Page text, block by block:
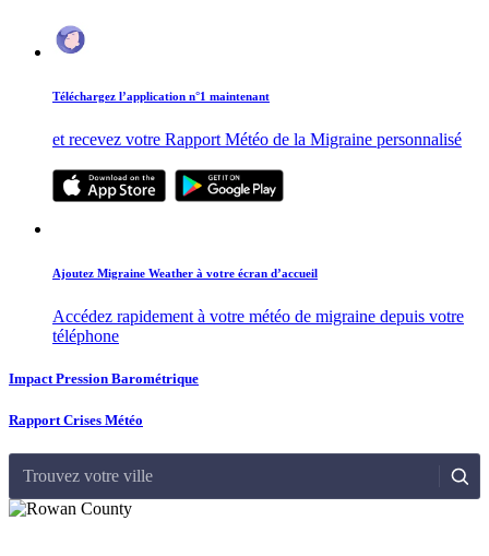
Téléchargez l’application n°1 maintenant
et recevez votre Rapport Météo de la Migraine personnalisé
Ajoutez Migraine Weather à votre écran d’accueil
Accédez rapidement à votre météo de migraine depuis votre
téléphone
Impact Pression Barométrique
Rapport Crises Météo
Trouvez votre ville